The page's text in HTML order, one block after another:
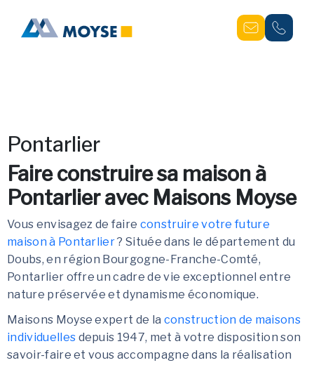
Pontarlier
Faire construire sa maison à
Pontarlier avec Maisons Moyse
Vous envisagez de faire construire votre future
maison à Pontarlier? Située dans le département du
Doubs, en région Bourgogne-Franche-Comté,
Pontarlier offre un cadre de vie exceptionnel entre
nature préservée et dynamisme économique.
Maisons Moyse expert de la construction de maisons
individuelles depuis 1947, met à votre disposition son
savoir-faire et vous accompagne dans la réalisation